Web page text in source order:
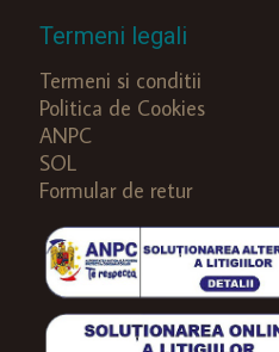
Termeni legali
Termeni si conditii
Politica de Cookies
ANPC
SOL
Formular de retur